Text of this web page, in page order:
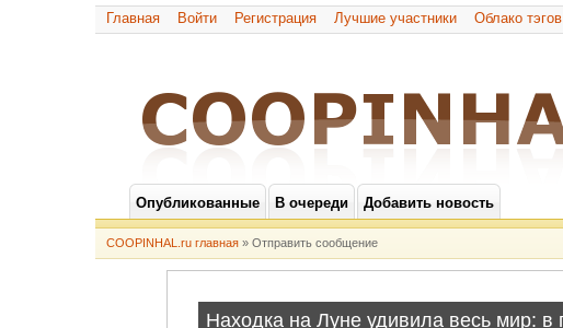
Главная Войти Регистрация Лучшие участники Облако тэгов
Опубликованные В очереди Добавить новость
COOPINHAL.ru главная » Отправить сообщение